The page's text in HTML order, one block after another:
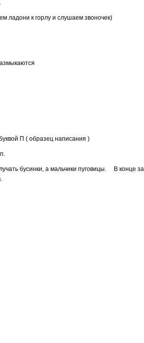
ладони к горлу и слушаем звоночек)
П ( образец написания )
бусинки, а мальчики пуговицы. В конце